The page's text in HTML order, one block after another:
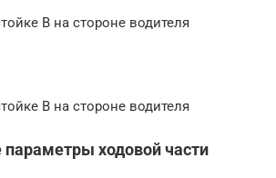
B на стороне водителя
B на стороне водителя
ходовой части